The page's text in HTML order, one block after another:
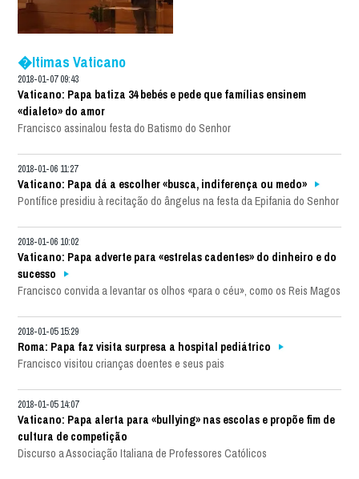
�ltimas Vaticano
2018-01-07 09:43
Vaticano: Papa batiza 34 bebés e pede que famílias ensinem
«dialeto» do amor
Francisco assinalou festa do Batismo do Senhor
2018-01-06 11:27
Vaticano: Papa dá a escolher «busca, indiferença ou medo»
Pontífice presidiu à recitação do ângelus na festa da Epifania do Senhor
2018-01-06 10:02
Vaticano: Papa adverte para «estrelas cadentes» do dinheiro e do
sucesso
Francisco convida a levantar os olhos «para o céu», como os Reis Magos
2018-01-05 15:29
Roma: Papa faz visita surpresa a hospital pediátrico
Francisco visitou crianças doentes e seus pais
2018-01-05 14:07
Vaticano: Papa alerta para «bullying» nas escolas e propõe fim de
cultura de competição
Discurso a Associação Italiana de Professores Católicos